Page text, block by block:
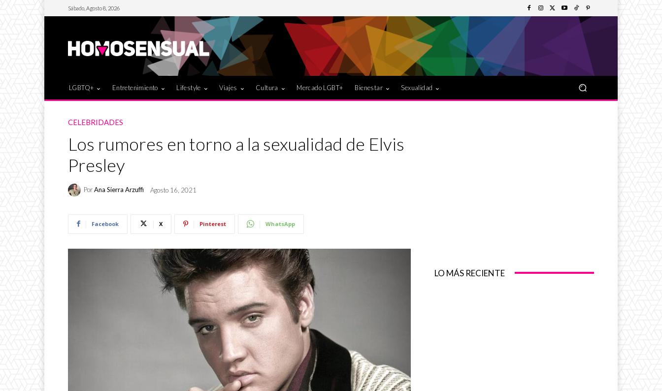
Sábado, Agosto 8, 2026
LGBTQ+ Entretenimiento Lifestyle Viajes Cultura Mercado LGBT+ Bienestar Sexualidad
CELEBRIDADES
Los rumores en torno a la sexualidad de Elvis
Presley
PorAna Sierra Arzuffi Agosto 16, 2021
Facebook X Pinterest WhatsApp
LO MÁS RECIENTE